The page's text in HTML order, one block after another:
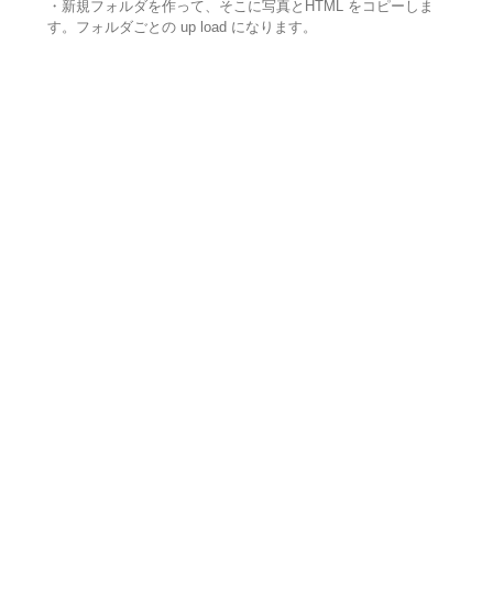
・新規フォルダを作って、そこに写真とHTML をコピーしま
す。フォルダごとの up load になります。